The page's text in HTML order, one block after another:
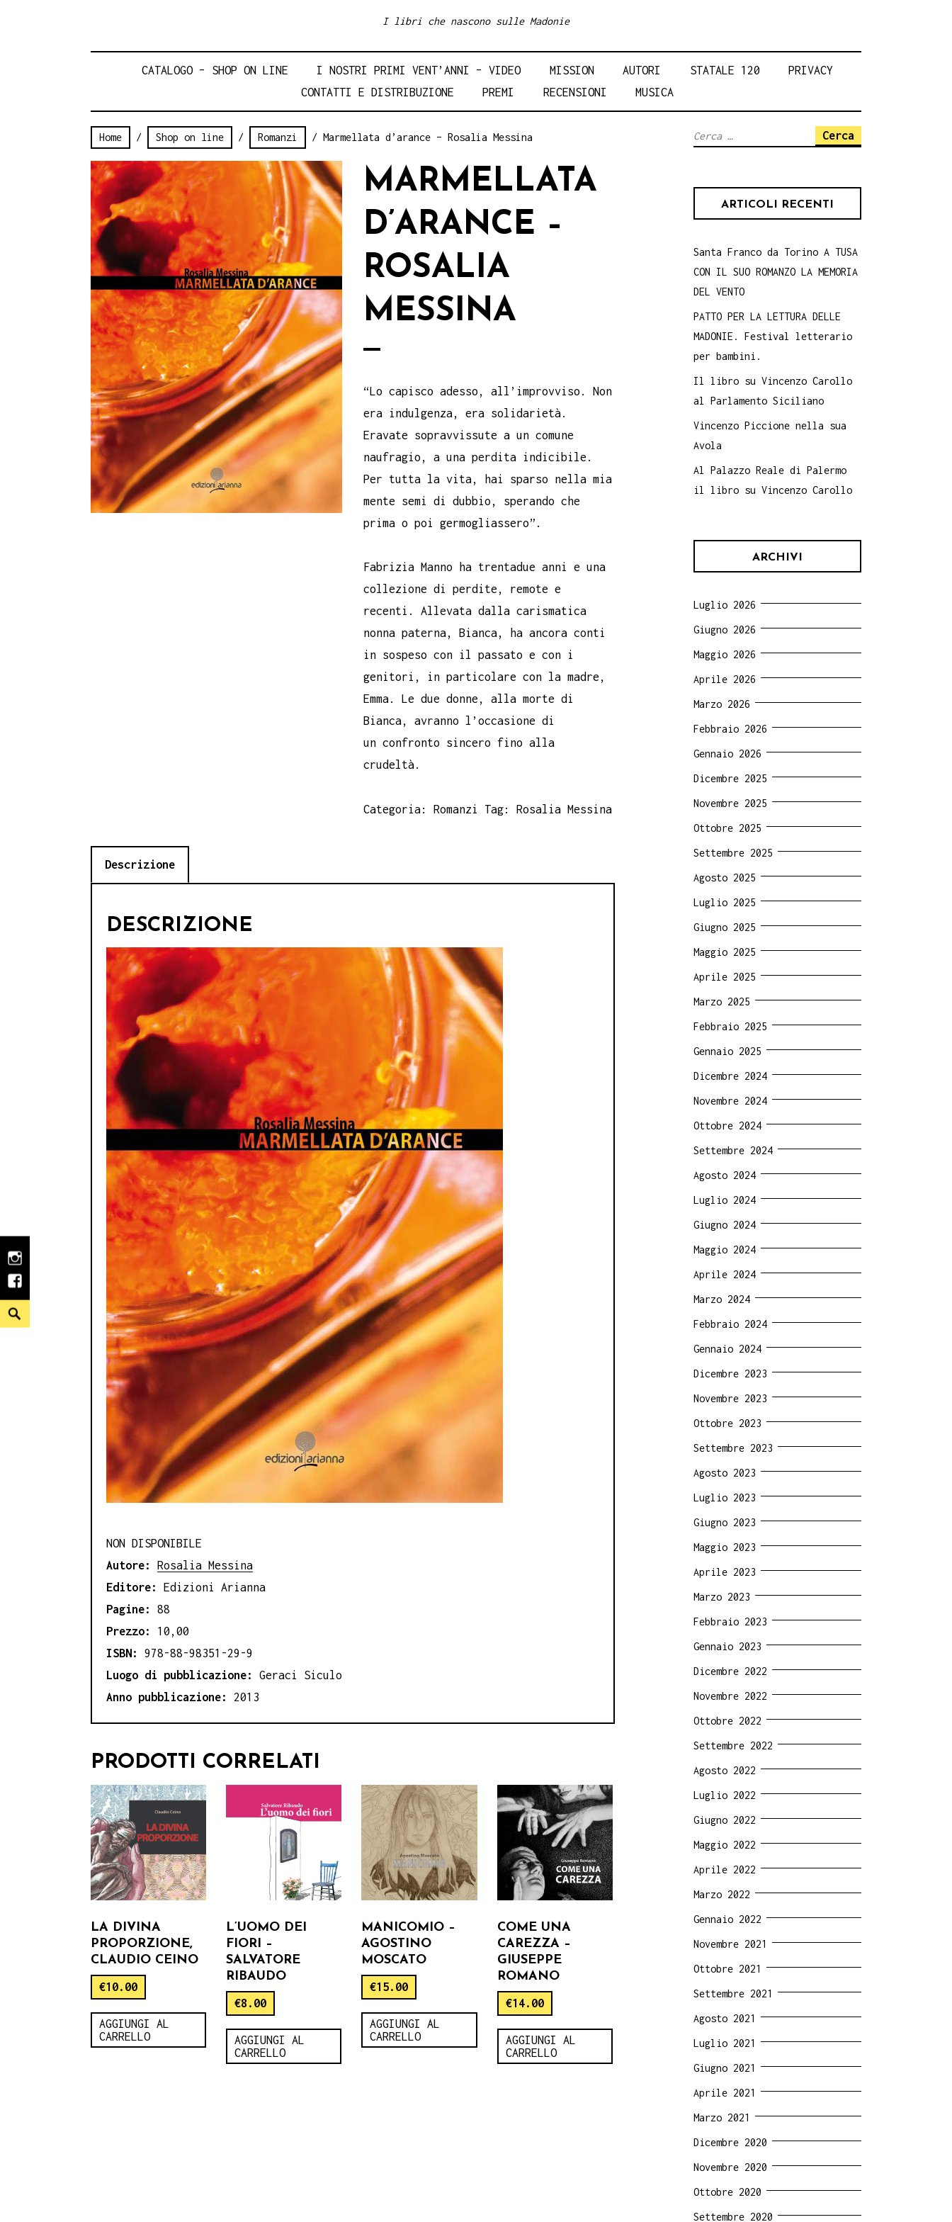
I libri che nascono sulle Madonie
CATALOGO – SHOP ON LINE I NOSTRI PRIMI VENT’ANNI – VIDEO MISSION AUTORI STATALE 120
PRIVACY
CONTATTI E DISTRIBUZIONE
PREMI RECENSIONI MUSICA
instagram
facebook
Search
Home / Shop on line / Romanzi / Marmellata d’arance – Rosalia Messina
MARMELLATA
D’ARANCE –
ROSALIA
MESSINA
“Lo capisco adesso, all’improvviso. Non
era indulgenza, era solidarietà.
Eravate sopravvissute a un comune
naufragio, a una perdita indicibile.
Per tutta la vita, hai sparso nella mia
mente semi di dubbio, sperando che
prima o poi germogliassero”.
Fabrizia Manno ha trentadue anni e una
collezione di perdite, remote e
recenti. Allevata dalla carismatica
nonna paterna, Bianca, ha ancora conti
in sospeso con il passato e con i
genitori, in particolare con la madre,
Emma. Le due donne, alla morte di
Bianca, avranno l’occasione di
un confronto sincero fino alla
crudeltà.
Categoria: Romanzi Tag: Rosalia Messina
Descrizione
DESCRIZIONE
NON DISPONIBILE
Autore: Rosalia Messina
Editore: Edizioni Arianna
Pagine: 88
Prezzo: 10,00
ISBN: 978-88-98351-29-9
Luogo di pubblicazione: Geraci Siculo
Anno pubblicazione: 2013
PRODOTTI CORRELATI
LA DIVINA
PROPORZIONE,
CLAUDIO CEINO
€10.00
AGGIUNGI AL
CARRELLO
L’UOMO DEI
FIORI –
SALVATORE
RIBAUDO
€8.00
AGGIUNGI AL
CARRELLO
MANICOMIO –
AGOSTINO
MOSCATO
€15.00
AGGIUNGI AL
CARRELLO
COME UNA
CAREZZA –
GIUSEPPE
ROMANO
€14.00
AGGIUNGI AL
CARRELLO
Ricerca
ARTICOLI RECENTI
Santa Franco da Torino A TUSA
CON IL SUO ROMANZO LA MEMORIA
DEL VENTO
PATTO PER LA LETTURA DELLE
MADONIE. Festival letterario
per bambini.
Il libro su Vincenzo Carollo
al Parlamento Siciliano
Vincenzo Piccione nella sua
Avola
Al Palazzo Reale di Palermo
il libro su Vincenzo Carollo
ARCHIVI
Luglio 2026
Giugno 2026
Maggio 2026
Aprile 2026
Marzo 2026
Febbraio 2026
Gennaio 2026
Dicembre 2025
Novembre 2025
Ottobre 2025
Settembre 2025
Agosto 2025
Luglio 2025
Giugno 2025
Maggio 2025
Aprile 2025
Marzo 2025
Febbraio 2025
Gennaio 2025
Dicembre 2024
Novembre 2024
Ottobre 2024
Settembre 2024
Agosto 2024
Luglio 2024
Giugno 2024
Maggio 2024
Aprile 2024
Marzo 2024
Febbraio 2024
Gennaio 2024
Dicembre 2023
Novembre 2023
Ottobre 2023
Settembre 2023
Agosto 2023
Luglio 2023
Giugno 2023
Maggio 2023
Aprile 2023
Marzo 2023
Febbraio 2023
Gennaio 2023
Dicembre 2022
Novembre 2022
Ottobre 2022
Settembre 2022
Agosto 2022
Luglio 2022
Giugno 2022
Maggio 2022
Aprile 2022
Marzo 2022
Gennaio 2022
Novembre 2021
Ottobre 2021
Settembre 2021
Agosto 2021
Luglio 2021
Giugno 2021
Aprile 2021
Marzo 2021
Dicembre 2020
Novembre 2020
Ottobre 2020
Settembre 2020